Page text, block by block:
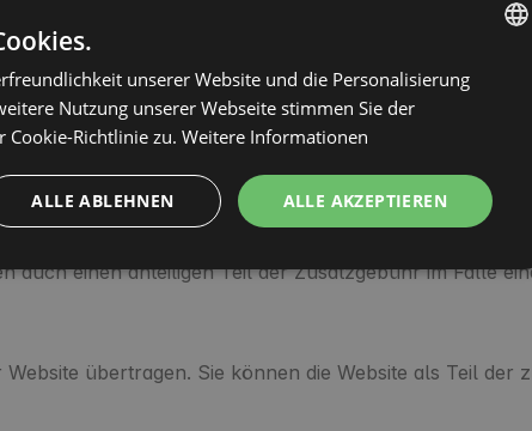
touristischen Dienstleistungen von der
Sie nicht berechtigt, mit dem Gastgeber aus dem
der finanziellen Bedingungen der Beschwerde.
oder der Host Sie nicht für die Reservierung
informiert. Der Gastgeber ist unabhängig
Sie sich an den Host. Wenn der Beherberger in den
Sie zu stornieren (mit Rückerstattung an Sie), wird
mit der Sie die Buchung bezahlt haben,
die Möglichkeit vorgesehen hat die Buchung
auch einen anteiligen Teil der Zusatzgebühr im Falle
übertragen. Sie können die Website als Teil der
ENGLISH
GERMAN
FRENCH
unserer Website und die Personalisierung
Nutzung unserer Webseite stimmen Sie der
Cookie-Richtlinie zu. Weitere Informationen
ALLE AKZEPTIEREN
ALLE ABLEHNEN